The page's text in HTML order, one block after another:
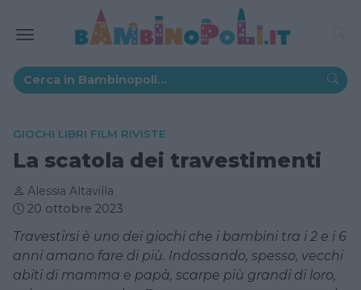
GIOCHI LIBRI FILM RIVISTE
La scatola dei travestimenti
Alessia Altavilla
20 ottobre 2023
Travestirsi è uno dei giochi che i bambini tra i 2 e i 6
anni amano fare di più. Indossando, spesso, vecchi
abiti di mamma e papà, scarpe più grandi di loro,